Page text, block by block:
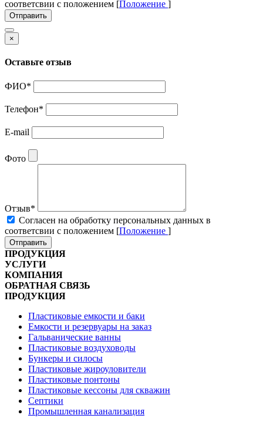
соответсвии с положением [Положение ]
Отправить
×
Оставьте отзыв
ФИО*
Телефон*
E-mail
Фото
Отзыв*
Cогласен на обработку персональных данных в
соответсвии с положением [Положение ]
Отправить
ПРОДУКЦИЯ
УСЛУГИ
КОМПАНИЯ
ОБРАТНАЯ СВЯЗЬ
ПРОДУКЦИЯ
Пластиковые емкости и баки
Емкости и резервуары на заказ
Гальванические ванны
Пластиковые воздуховоды
Бункеры и силосы
Пластиковые жироуловители
Пластиковые понтоны
Пластиковые кессоны для скважин
Септики
Промышленная канализация